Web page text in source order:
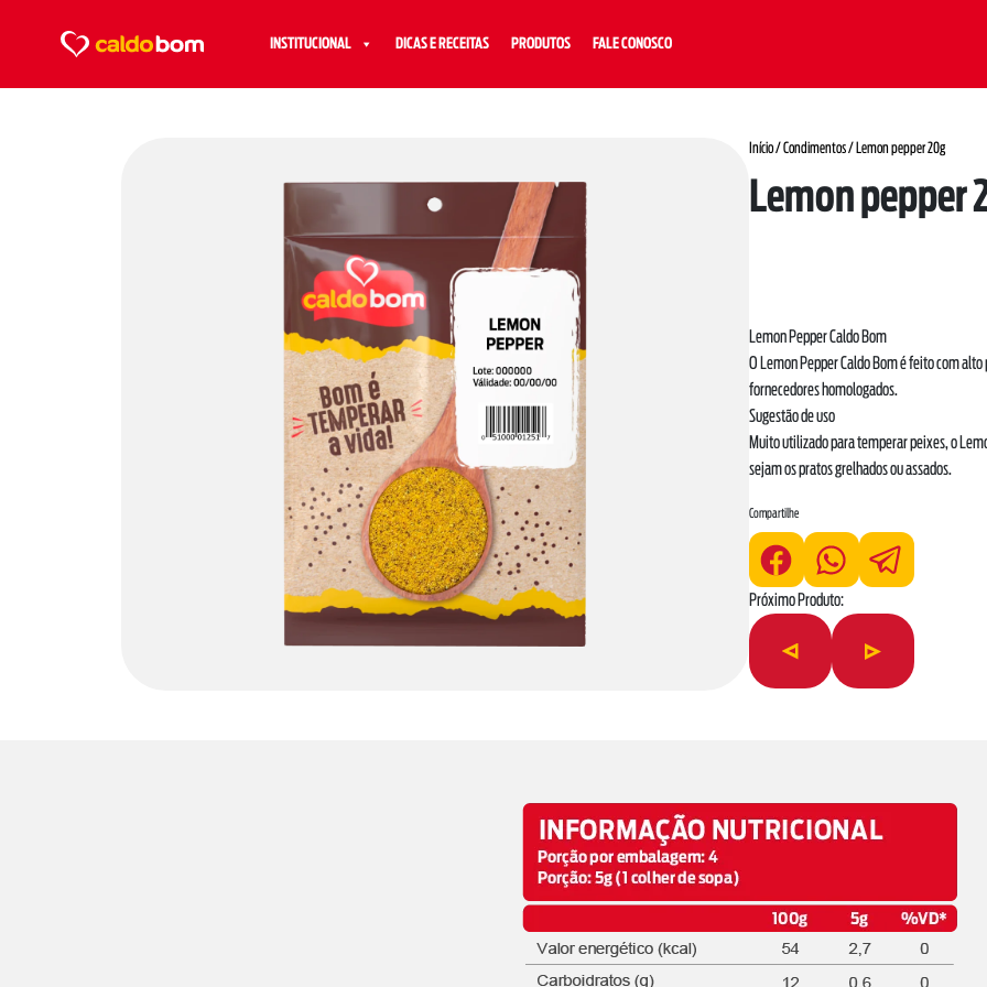
INSTITUCIONAL DICAS E RECEITAS PRODUTOS FALE CONOSCO
Início/ Condimentos/ Lemon pepper 20g
Lemon pepper
Lemon Pepper Caldo Bom
O Lemon Pepper Caldo Bom é feito com
fornecedores homologados.
Sugestão de uso
Muito utilizado para temperar peixes, o
sejam os pratos grelhados ou assados.
*As declarações de ingredientes, dados
real para obter as informações mais
Compartilhe
Próximo Produto: